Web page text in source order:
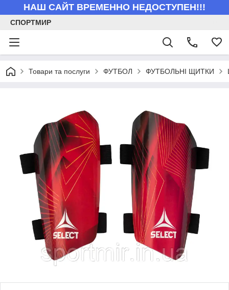
НАШ САЙТ ВРЕМЕННО НЕДОСТУПЕН!!!
СПОРТМИР
Товари та послуги ФУТБОЛ ФУТБОЛЬНІ ЩИТКИ